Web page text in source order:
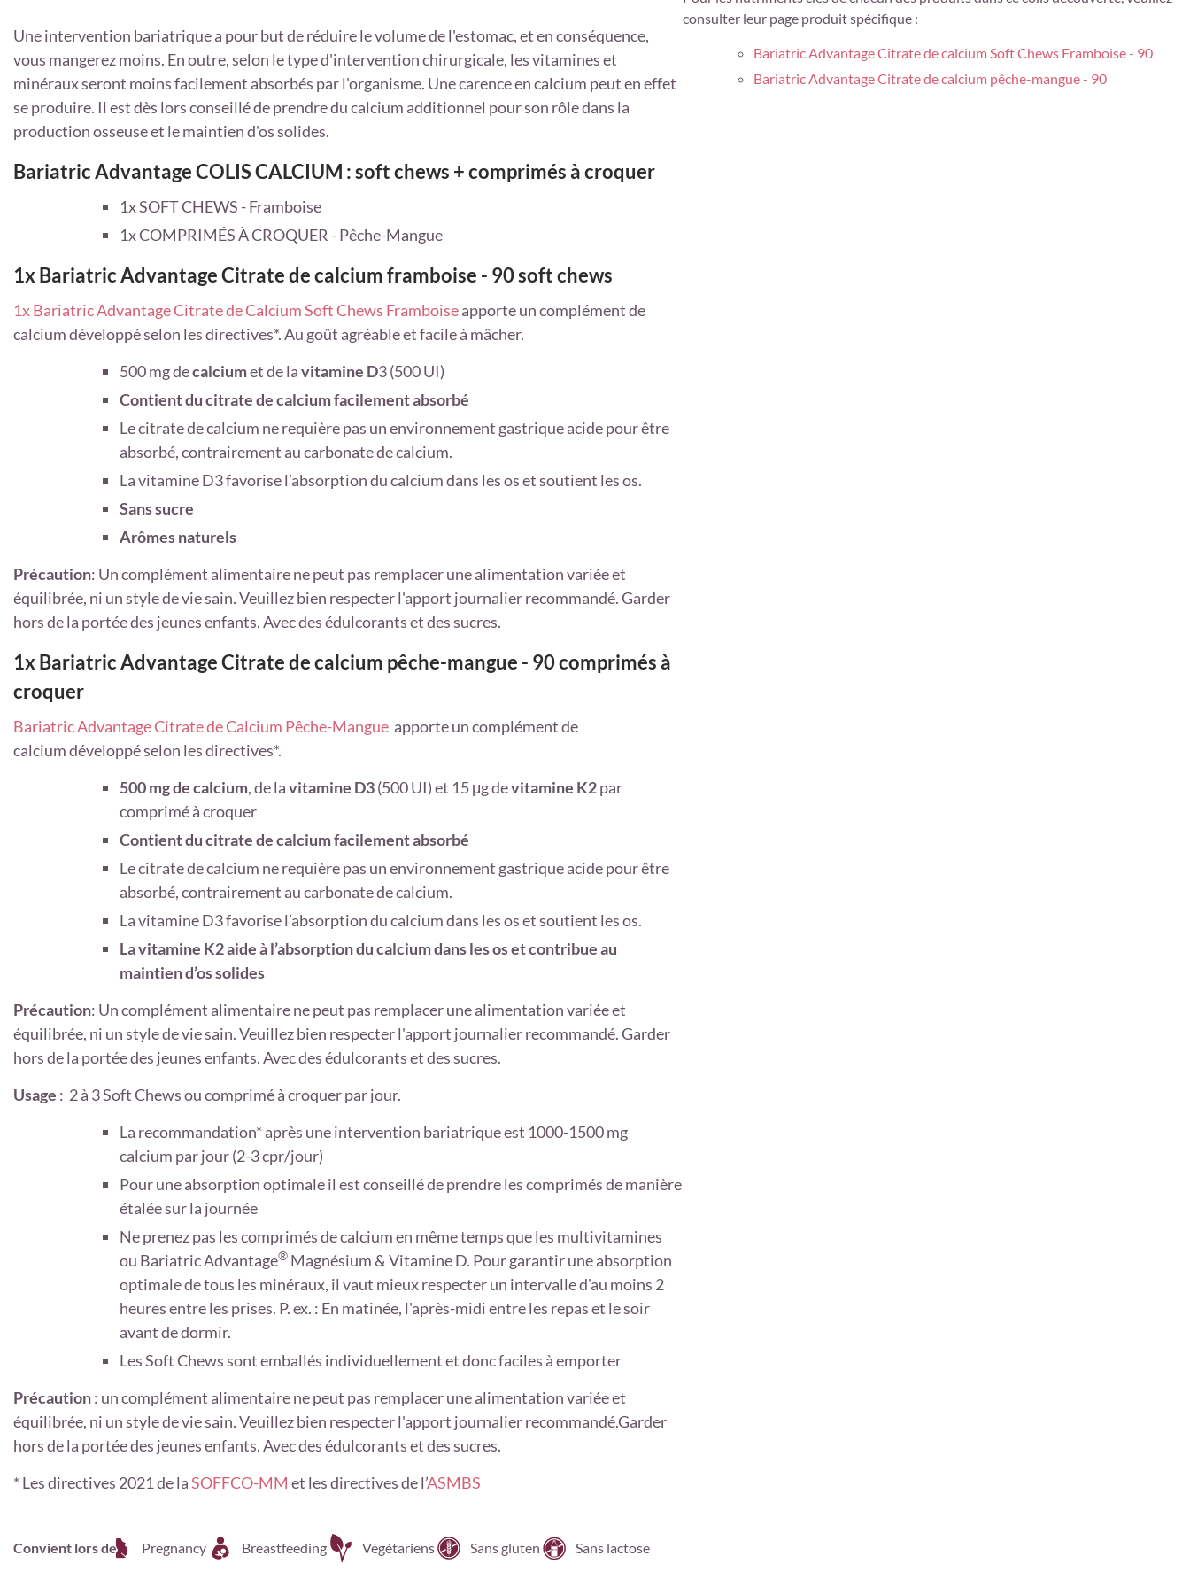
Une intervention bariatrique a pour but de réduire le volume de l'estomac, et en conséquence,
vous mangerez moins. En outre, selon le type d'intervention chirurgicale, les vitamines et
minéraux seront moins facilement absorbés par l'organisme. Une carence en calcium peut en effet
se produire. Il est dès lors conseillé de prendre du calcium additionnel pour son rôle dans la
production osseuse et le maintien d'os solides.
Bariatric Advantage COLIS CALCIUM : soft chews + comprimés à croquer
1x SOFT CHEWS - Framboise
1x COMPRIMÉS À CROQUER - Pêche-Mangue
1x Bariatric Advantage Citrate de calcium framboise - 90 soft chews
1x Bariatric Advantage Citrate de Calcium Soft Chews Framboiseapporte un complément de
calciumdéveloppé selon les directives*. Au goût agréable et facile à mâcher.
500 mg decalciumet de lavitamine D3 (500 UI)
Contient du citrate de calcium facilement absorbé
Le citrate de calcium ne requière pas un environnement gastrique acide pour être
absorbé, contrairement au carbonate de calcium.
La vitamine D3 favorise l’absorption du calcium dans les os et soutient les os.
Sans sucre
Arômes naturels
Précaution: Un complément alimentaire ne peut pas remplacer une alimentation variée et
équilibrée, ni un style de vie sain. Veuillez bien respecter l'apport journalier recommandé. Garder
hors de la portée des jeunes enfants. Avec des édulcorants et des sucres.
1x Bariatric Advantage Citrate de calcium pêche-mangue - 90 comprimés à
croquer
Bariatric Advantage Citrate de Calcium Pêche-Mangue apporte un complément de
calcium développé selon les directives*.
500 mg de calcium, de lavitamine D3(500 UI) et 15 μg devitamine K2par
comprimé à croquer
Contient du citrate de calcium facilement absorbé
Le citrate de calcium ne requière pas un environnement gastrique acide pour être
absorbé, contrairement au carbonate de calcium.
La vitamine D3 favorise l’absorption du calcium dans les os et soutient les os.
La vitamine K2 aide à l’absorption du calcium dans les os et contribue au
maintien d’os solides
Précaution: Un complément alimentaire ne peut pas remplacer une alimentation variée et
équilibrée, ni un style de vie sain. Veuillez bien respecter l'apport journalier recommandé. Garder
hors de la portée des jeunes enfants. Avec des édulcorants et des sucres.
Usage : 2 à 3 Soft Chews ou comprimé à croquer par jour.
La recommandation* après une intervention bariatrique est 1000-1500 mg
calcium par jour (2-3 cpr/jour)
Pour une absorption optimale il est conseillé de prendre les comprimés de manière
étalée sur la journée
Ne prenez pas les comprimés de calcium en même temps que les multivitamines
ou Bariatric Advantage® Magnésium & Vitamine D. Pour garantir une absorption
optimale de tous les minéraux, il vaut mieux respecter un intervalle d'au moins 2
heures entre les prises. P. ex. : En matinée, l'après-midi entre les repas et le soir
avant de dormir.
Les Soft Chews sont emballés individuellement et donc faciles à emporter
Précaution: un complément alimentaire ne peut pas remplacer une alimentation variée et
équilibrée, ni un style de vie sain. Veuillez bien respecter l'apport journalier recommandé.Garder
hors de la portée des jeunes enfants. Avec des édulcorants et des sucres.
* Les directives 2021 de laSOFFCO-MM et les directives de l’ASMBS
Convient lors de Pregnancy Breastfeeding Végétariens Sans gluten Sans lactose
consulter leur page produit spécifique :
Bariatric Advantage Citrate de calcium Soft Chews Framboise - 90
Bariatric Advantage Citrate de calcium pêche-mangue - 90